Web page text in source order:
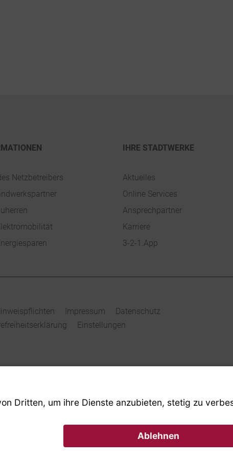
Netzbetreibers
IHRE STADTWERKE
Aktuelles
Online Services
Ansprechpartner
Karriere
3-2-1.App
Impressum
Datenschutz
Einstellungen
Stadtwerke Bad Salzuflen GmbH